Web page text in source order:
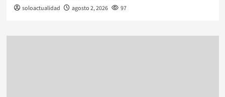
soloactualidad agosto 2, 2026 97